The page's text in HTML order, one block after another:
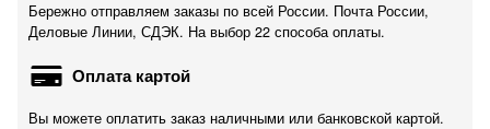
Бережно отправляем заказы по всей России. Почта России,
Деловые Линии, СДЭК. На выбор 22 способа оплаты.
Оплата картой
Вы можете оплатить заказ наличными или банковской картой.